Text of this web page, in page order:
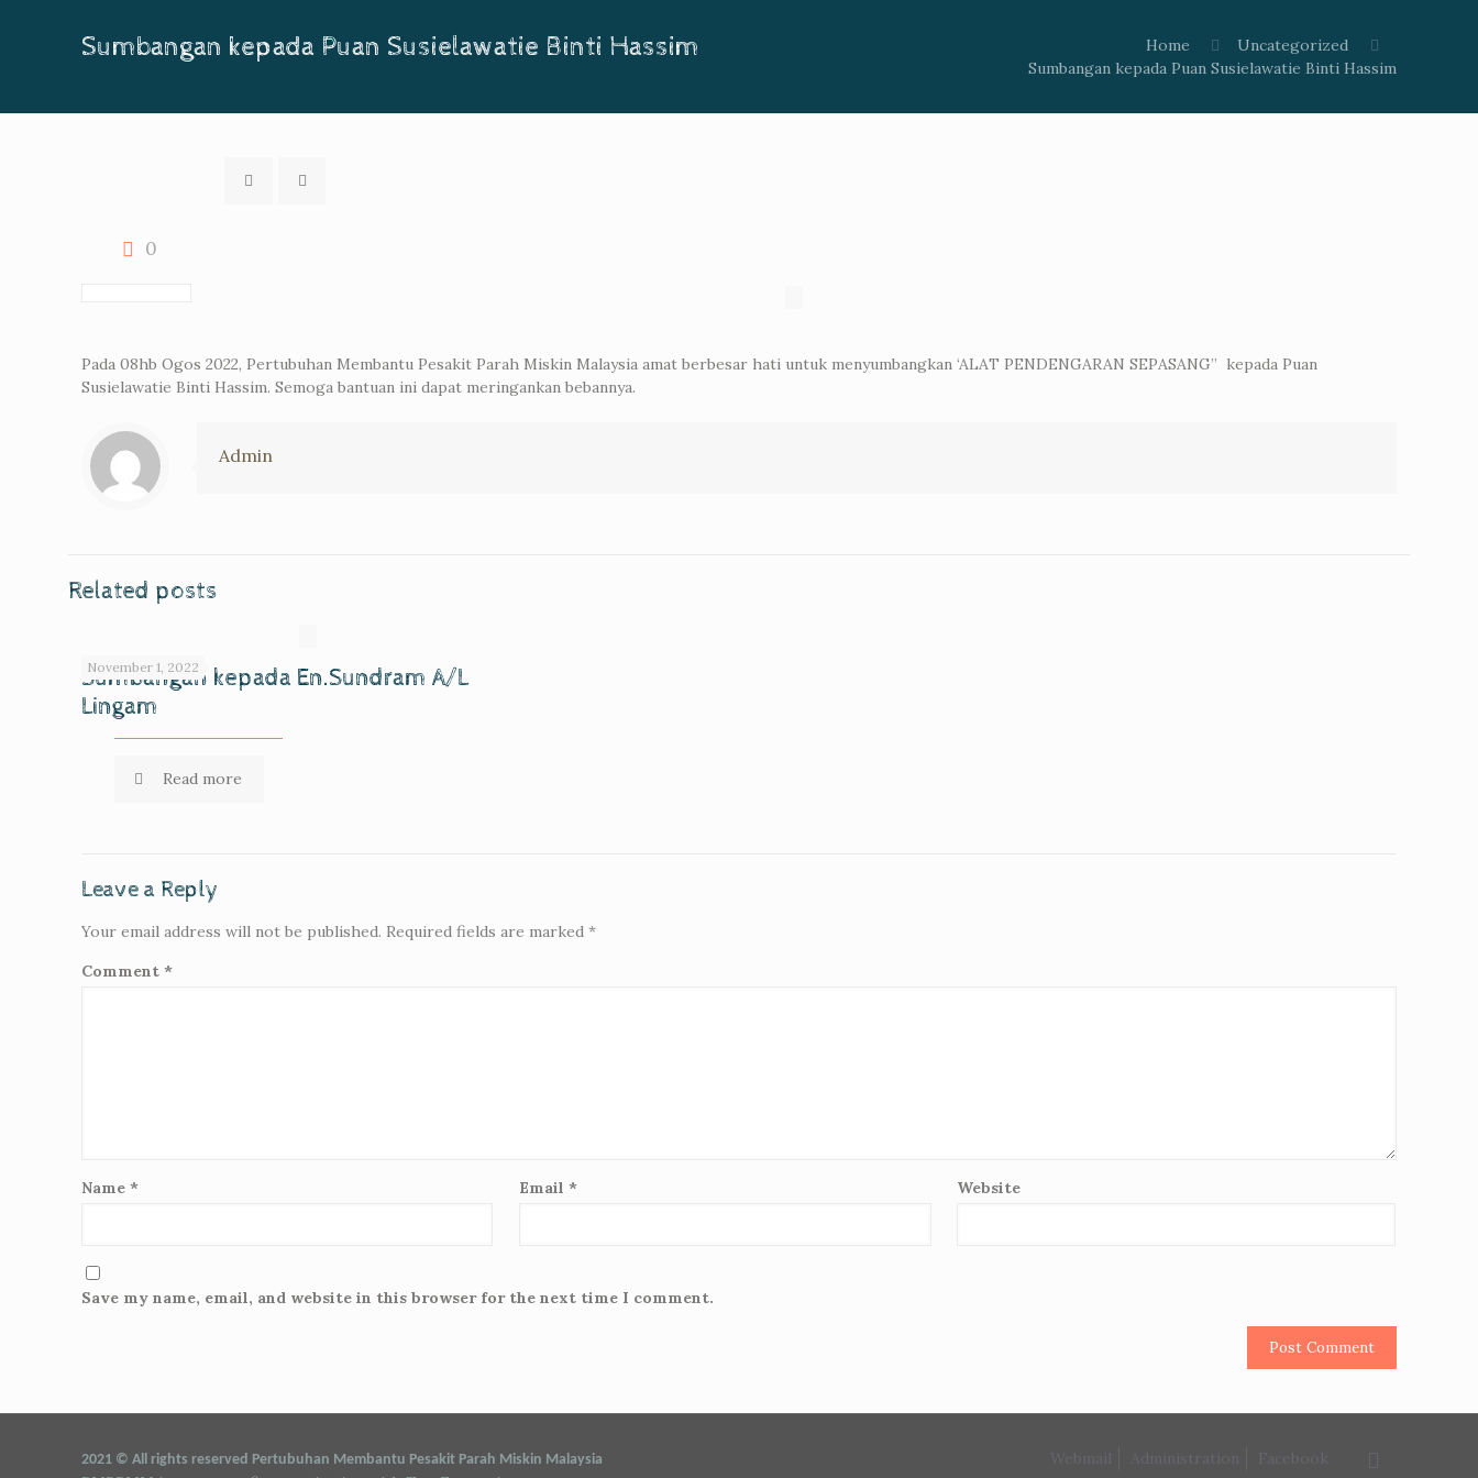
Sumbangan kepada Puan Susielawatie Binti Hassim Home
Uncategorized
Sumbangan kepada Puan Susielawatie Binti Hassim
0
Pada 08hb Ogos 2022, Pertubuhan Membantu Pesakit Parah Miskin Malaysia amat berbesar hati untuk menyumbangkan ‘ALAT PENDENGARAN SEPASANG” kepada Puan
Susielawatie Binti Hassim. Semoga bantuan ini dapat meringankan bebannya.
Admin
Related posts
November 1, 2022
Sumbangan kepada En.Sundram A/L
Lingam
Read more
Leave a Reply
Your email address will not be published. Required fields are marked*
Comment*
Name* Email* Website
Save my name, email, and website in this browser for the next time I comment.
2021 © All rights reserved Pertubuhan Membantu Pesakit Parah Miskin Malaysia Webmail Administration Facebook